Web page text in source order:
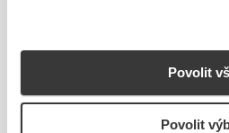
Povolit
Povolit